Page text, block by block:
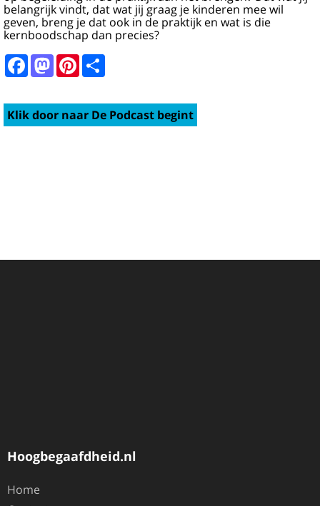
belangrijk vindt, dat wat jij graag je kinderen mee wil
geven, breng je dat ook in de praktijk en wat is die
kernboodschap dan precies?
FacebookMastodon
Pinterest
Klik door naar De Podcast begint
Hoogbegaafdheid.nl
Home